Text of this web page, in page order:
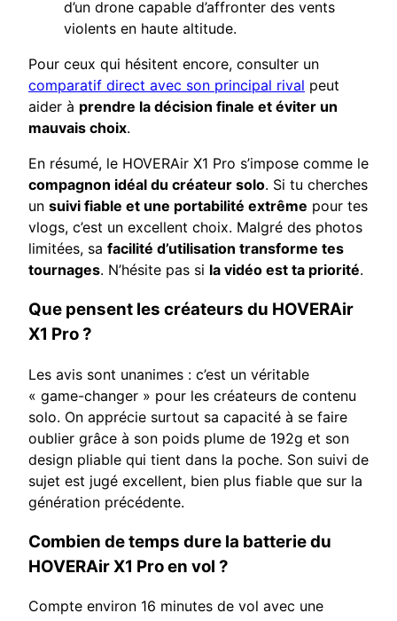
d’un drone capable d’affronter des vents
violents en haute altitude.
Pour ceux qui hésitent encore, consulter un
comparatif direct avec son principal rival peut
aider à prendre la décision finale et éviter un
mauvais choix.
En résumé, le HOVERAir X1 Pro s’impose comme le
compagnon idéal du créateur solo. Si tu cherches
un suivi fiable et une portabilité extrême pour tes
vlogs, c’est un excellent choix. Malgré des photos
limitées, sa facilité d’utilisation transforme tes
tournages. N’hésite pas si la vidéo est ta priorité.
Que pensent les créateurs du HOVERAir
X1 Pro ?
Les avis sont unanimes : c’est un véritable
« game-changer » pour les créateurs de contenu
solo. On apprécie surtout sa capacité à se faire
oublier grâce à son poids plume de 192g et son
design pliable qui tient dans la poche. Son suivi de
sujet est jugé excellent, bien plus fiable que sur la
génération précédente.
Combien de temps dure la batterie du
HOVERAir X1 Pro en vol ?
Compte environ 16 minutes de vol avec une